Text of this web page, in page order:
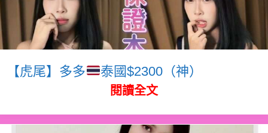
【虎尾】多多 泰國$2300（神）
閱讀全文